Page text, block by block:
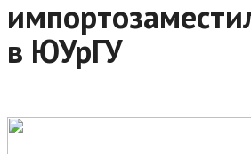
в ЮУрГУ